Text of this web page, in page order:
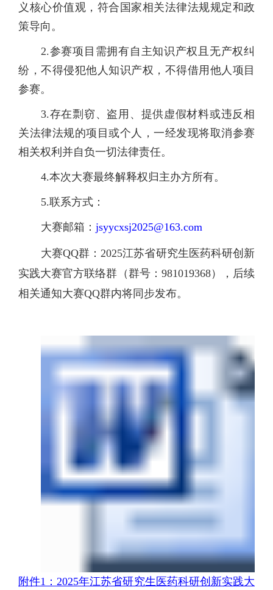
义核心价值观，符合国家相关法律法规规定和政
策导向。
2.参赛项目需拥有自主知识产权且无产权纠
纷，不得侵犯他人知识产权，不得借用他人项目
参赛。
3.存在剽窃、盗用、提供虚假材料或违反相
关法律法规的项目或个人，一经发现将取消参赛
相关权利并自负一切法律责任。
4.本次大赛最终解释权归主办方所有。
5.联系方式：
大赛邮箱： jsyycxsj2025@163.com
大赛QQ群：2025江苏省研究生医药科研创新
实践大赛官方联络群（群号： 981019368），后续
相关通知大赛QQ群内将同步发布。
附件1：2025年江苏省研究生医药科研创新实践大